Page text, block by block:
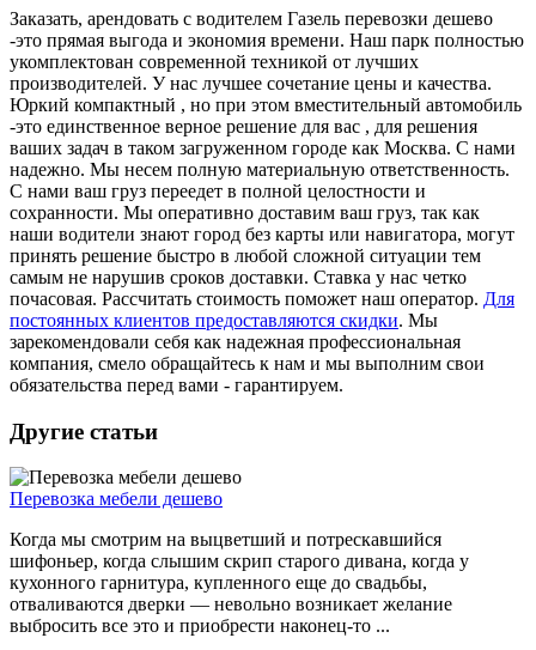
Заказать, арендовать с водителем Газель перевозки дешево
-это прямая выгода и экономия времени. Наш парк полностью
укомплектован современной техникой от лучших
производителей. У нас лучшее сочетание цены и качества.
Юркий компактный , но при этом вместительный автомобиль
-это единственное верное решение для вас , для решения
ваших задач в таком загруженном городе как Москва. С нами
надежно. Мы несем полную материальную ответственность.
С нами ваш груз переедет в полной целостности и
сохранности. Мы оперативно доставим ваш груз, так как
наши водители знают город без карты или навигатора, могут
принять решение быстро в любой сложной ситуации тем
самым не нарушив сроков доставки. Ставка у нас четко
почасовая. Рассчитать стоимость поможет наш оператор. Для
постоянных клиентов предоставляются скидки. Мы
зарекомендовали себя как надежная профессиональная
компания, смело обращайтесь к нам и мы выполним свои
обязательства перед вами - гарантируем.
Другие статьи
Перевозка мебели дешево
Когда мы смотрим на выцветший и потрескавшийся
шифоньер, когда слышим скрип старого дивана, когда у
кухонного гарнитура, купленного еще до свадьбы,
отваливаются дверки — невольно возникает желание
выбросить все это и приобрести наконец-то ...